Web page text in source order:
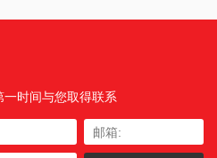
一时间与您取得联系